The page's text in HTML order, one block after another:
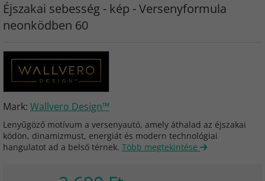
Éjszakai sebesség - kép - Versenyformula
neonködben 60
Mark: Wallvero Design™
Lenyűgöző motívum a versenyautó, amely áthalad az éjszakai
ködön, dinamizmust, energiát és modern technológiai
hangulatot ad a belső térnek. Több megtekintése